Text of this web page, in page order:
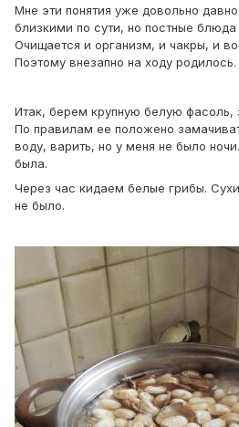
Мне эти понятия уже довольно
близкими по сути, но постные
Очищается и организм, и чакры, и
Поэтому внезапно на ходу родилось.
Итак, берем крупную белую
По правилам ее положено
воду, варить, но у меня не было
была.
Через час кидаем белые грибы.
не было.